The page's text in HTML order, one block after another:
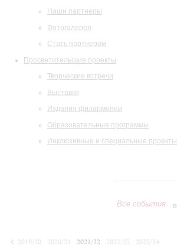
Наши партнеры
Фотогалерея
Стать партнером
Просветительские проекты
Творческие встречи
Выставки
Издания филармонии
Образовательные программы
Инклюзивные и специальные проекты
Все события
2019/20
2020/21 2021/22 2022/23
2023/24